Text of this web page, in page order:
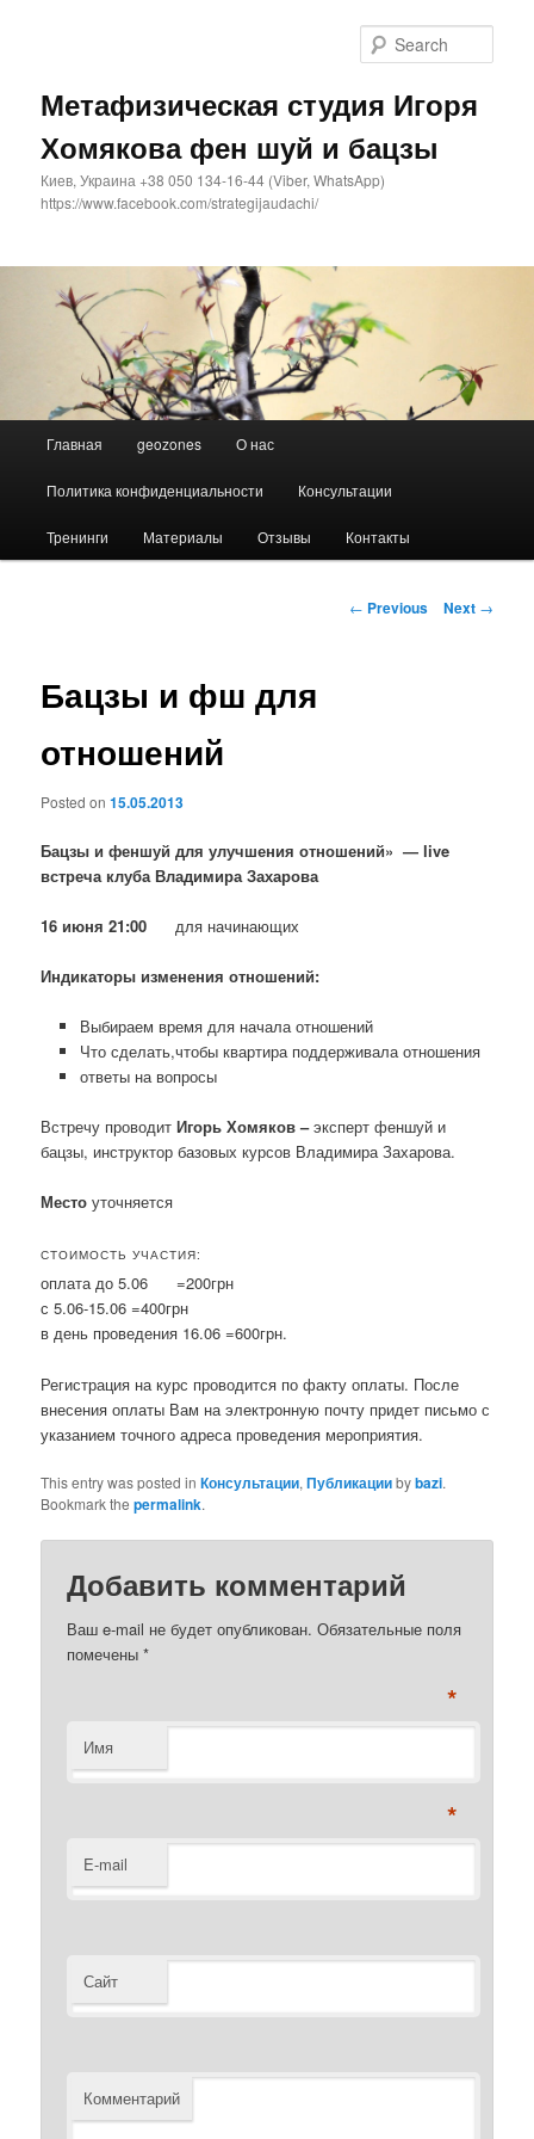
Метафизическая студия Игоря
Хомякова фен шуй и бацзы
Киев, Украина +38 050 134-16-44 (Viber, WhatsApp)
https://www.facebook.com/strategijaudachi/
Skip
to
primary
Главная geozones О нас
Политика конфиденциальности Консультации
Тренинги Материалы Отзывы Контакты
Post
← Previous Next →
Бацзы и фш для
отношений
Posted on15.05.2013
Бацзы и феншуй для улучшения отношений» — live
встреча клуба Владимира Захарова
16 июня 21:00 для начинающих
Индикаторы изменения отношений:
Выбираем время для начала отношений
Что сделать,чтобы квартира поддерживала отношения
ответы на вопросы
Встречу проводитИгорь Хомяков –эксперт феншуй и
бацзы, инструктор базовых курсов Владимира Захарова.
Местоуточняется
СТОИМОСТЬ УЧАСТИЯ:
оплата до 5.06 =200грн
с 5.06-15.06 =400грн
в день проведения 16.06 =600грн.
Регистрация на курс проводится по факту оплаты. После
внесения оплаты Вам на электронную почту придет письмо с
указанием точного адреса проведения мероприятия.
This entry was posted inКонсультации,Публикацииbybazi.
Bookmark thepermalink.
Добавить комментарий
Ваш e-mail не будет опубликован. Обязательные поля
помечены*
Имя
*
E-mail
*
Сайт
Комментарий